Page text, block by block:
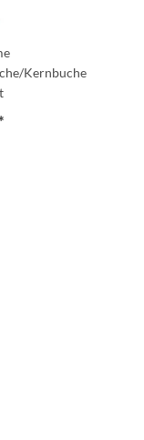
Kernbuche